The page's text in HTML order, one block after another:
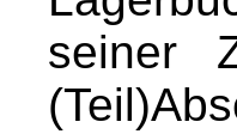
seiner